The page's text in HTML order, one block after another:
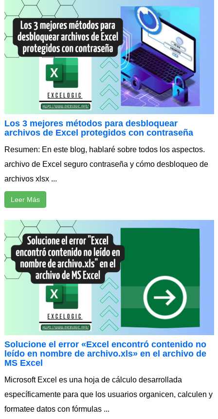
Los 3 mejores métodos para desbloquear
archivos de Excel protegidos con contraseña
Resumen: En este blog, hablaré sobre todos los aspectos.
archivo de Excel seguro contraseña y cómo desbloqueo de
archivos xlsx ...
Leer Más
Solucione el error «Excel encontró contenido no
leído en nombre de archivo.xls» en el archivo de
MS Excel
Microsoft Excel es una hoja de cálculo desarrollada
específicamente para que los usuarios organicen, calculen y
formatee datos con fórmulas ...